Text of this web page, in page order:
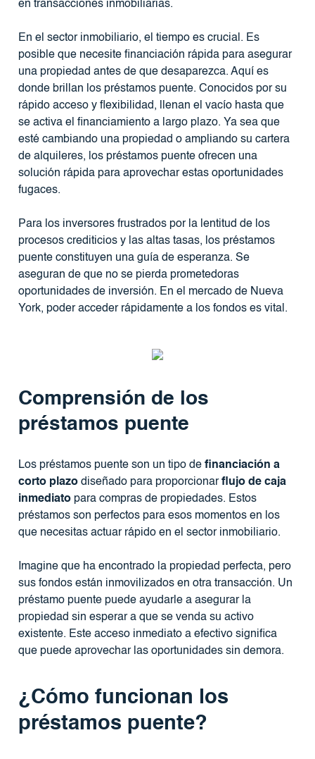
en transacciones inmobiliarias.
En el sector inmobiliario, el tiempo es crucial. Es
posible que necesite financiación rápida para asegurar
una propiedad antes de que desaparezca. Aquí es
donde brillan los préstamos puente. Conocidos por su
rápido acceso y flexibilidad, llenan el vacío hasta que
se activa el financiamiento a largo plazo. Ya sea que
esté cambiando una propiedad o ampliando su cartera
de alquileres, los préstamos puente ofrecen una
solución rápida para aprovechar estas oportunidades
fugaces.
Para los inversores frustrados por la lentitud de los
procesos crediticios y las altas tasas, los préstamos
puente constituyen una guía de esperanza. Se
aseguran de que no se pierda prometedoras
oportunidades de inversión. En el mercado de Nueva
York, poder acceder rápidamente a los fondos es vital.
Comprensión de los
préstamos puente
Los préstamos puente son un tipo de financiación a
corto plazodiseñado para proporcionarflujo de caja
inmediatopara compras de propiedades. Estos
préstamos son perfectos para esos momentos en los
que necesitas actuar rápido en el sector inmobiliario.
Imagine que ha encontrado la propiedad perfecta, pero
sus fondos están inmovilizados en otra transacción. Un
préstamo puente puede ayudarle a asegurar la
propiedad sin esperar a que se venda su activo
existente. Este acceso inmediato a efectivo significa
que puede aprovechar las oportunidades sin demora.
¿Cómo funcionan los
préstamos puente?